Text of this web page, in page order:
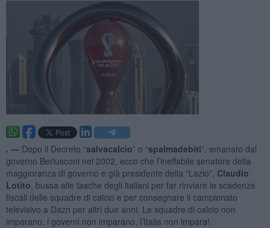
. — Dopo il Decreto “salvacalcio” o “spalmadebiti”, emanato dal
governo Berlusconi nel 2002, ecco che l’ineffabile senatore della
maggioranza di governo e già presidente della “Lazio”, Claudio
Lotito , bussa alle tasche degli italiani per far rinviare le scadenze
fiscali delle squadre di calcio e per consegnare il campionato
televisivo a Dazn per altri due anni. Le squadre di calcio non
imparano, i governi non imparano, l’Italia non impara!